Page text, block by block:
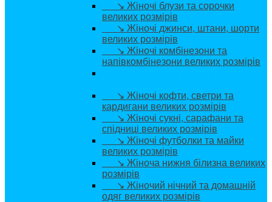
↘ Жіночі блузи та сорочки
великих розмірів
↘ Жіночі джинси, штани, шорти
великих розмірів
↘ Жіночі комбінезони та
напівкомбінезони великих розмірів
↘ Жіночі кофти, светри та
кардигани великих розмірів
↘ Жіночі сукні, сарафани та
спідниці великих розмірів
↘ Жіночі футболки та майки
великих розмірів
↘ Жіноча нижня білизна великих
розмірів
↘ Жіночий нічний та домашній
одяг великих розмірів